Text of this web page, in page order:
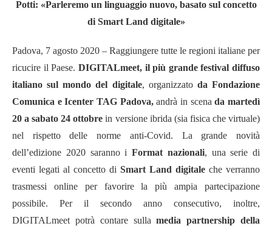
Potti: «Parleremo un linguaggio nuovo, basato sul concetto
di Smart Land digitale»
Padova, 7 agosto 2020 – Raggiungere tutte le regioni italiane per
ricucire il Paese. DIGITALmeet, il più grande festival diffuso
italiano sul mondo del digitale, organizzato da Fondazione
Comunica eIcenter TAG Padova,andrà in scenada martedì
20 a sabato 24 ottobre in versione ibrida (sia fisica che virtuale)
nel rispetto delle norme anti-Covid. La grande novità
dell’edizione 2020 saranno i Format nazionali, una serie di
eventi legati al concetto di Smart Land digitale che verranno
trasmessi online per favorire la più ampia partecipazione
possibile. Per il secondo anno consecutivo, inoltre,
DIGITALmeet potrà contare sullamedia partnership della